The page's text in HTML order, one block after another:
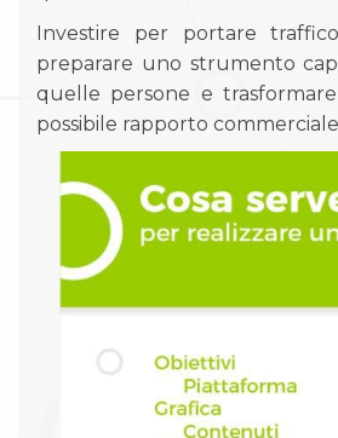
Investire per portare
preparare uno strumento
quelle persone e
possibile rapporto